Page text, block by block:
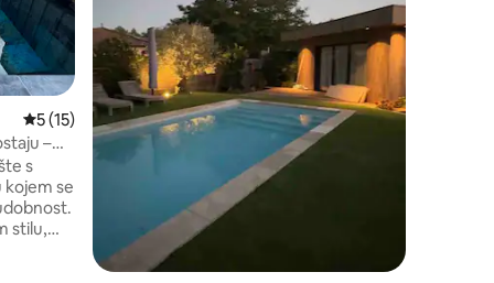
Prosječna ocjena: 5/5, recenzija: 15
5 (15)
–
s
se
stilu,